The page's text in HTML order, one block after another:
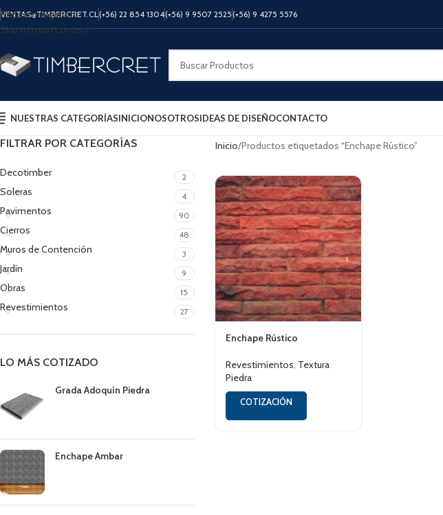
Skip to navigation
Skip to main content
VENTAS@TIMBERCRET.CL (+56) 22 854 1304(+56) 9 9507 2525(+56) 9 4275 5576
NUESTRAS CATEGORÍASINICIONOSOTROSIDEAS DE DISEÑOCONTACTO
FILTRAR POR CATEGORÍAS
Decotimber 2
Soleras 4
Pavimentos 90
Cierros 48
Muros de Contención 3
Jardín 9
Obras 15
Revestimientos 27
LO MÁS COTIZADO
Grada Adoquín Piedra
Enchape Ambar
Inicio Productos etiquetados “Enchape Rústico”
Enchape Rústico
Revestimientos, Textura
Piedra
COTIZACIÓN